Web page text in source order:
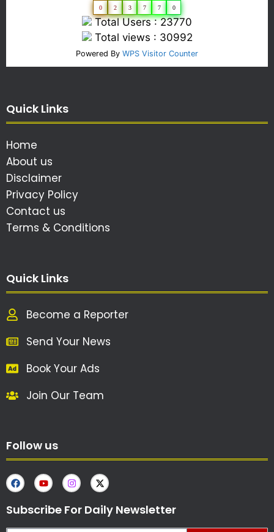
0 2 3 7 7 0
Total Users : 23770
Total views : 30992
Powered By WPS Visitor Counter
Quick Links
Home
About us
Disclaimer
Privacy Policy
Contact us
Terms & Conditions
Quick Links
Become a Reporter
Send Your News
Book Your Ads
Join Our Team
Follow us
Subscribe For Daily Newsletter